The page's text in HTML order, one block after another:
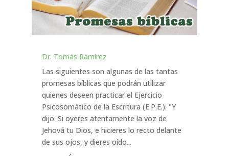
Dr. Tomás Ramírez
Las siguientes son algunas de las tantas
promesas bíblicas que podrán utilizar
quienes deseen practicar el Ejercicio
Psicosomático de la Escritura (E.P.E.): "Y
dijo: Si oyeres atentamente la voz de
Jehová tu Dios, e hicieres lo recto delante
de sus ojos, y dieres oído...